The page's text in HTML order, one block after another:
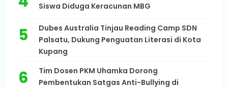
Siswa Diduga Keracunan MBG
Dubes Australia Tinjau Reading Camp SDN
Palsatu, Dukung Penguatan Literasi di Kota
Kupang
Tim Dosen PKM Uhamka Dorong
Pembentukan Satgas Anti-Bullying di